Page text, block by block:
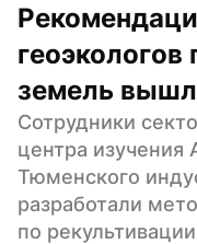
геоэкологов
земель
Сотрудники
центра изучения
Тюменского
разработали
по